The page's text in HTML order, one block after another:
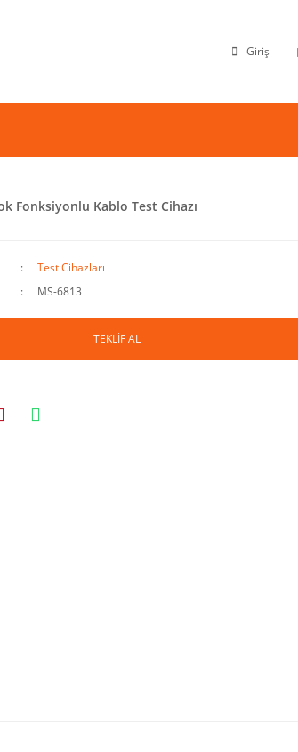
Giriş
Fonksiyonlu Kablo Test Cihazı
Test Cihazları
MS-6813
TEKLİF AL